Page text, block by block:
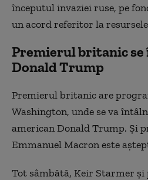
începutul invaziei ruse, pe
un acord referitor la
Premierul britanic se
Donald Trump
Premierul britanic are
Washington, unde se va
american Donald Trump. Și
Emmanuel Macron este
Tot sâmbătă, Keir Starmer şi